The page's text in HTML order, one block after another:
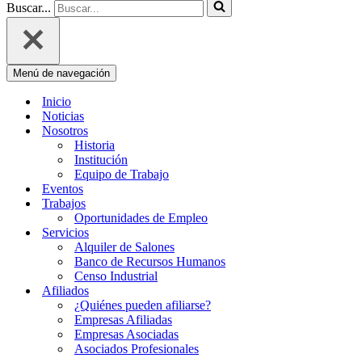
Buscar...
Menú de navegación
Inicio
Noticias
Nosotros
Historia
Institución
Equipo de Trabajo
Eventos
Trabajos
Oportunidades de Empleo
Servicios
Alquiler de Salones
Banco de Recursos Humanos
Censo Industrial
Afiliados
¿Quiénes pueden afiliarse?
Empresas Afiliadas
Empresas Asociadas
Asociados Profesionales